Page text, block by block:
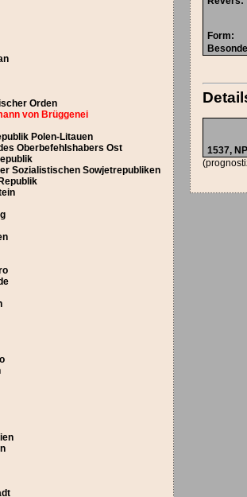
Orden
von Brüggenei
Polen-Litauen
Oberbefehlshabers Ost
Sozialistischen Sowjetrepubliken
Form:
1537,